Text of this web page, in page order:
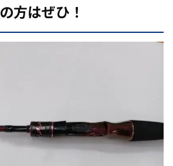
の方はぜひ！